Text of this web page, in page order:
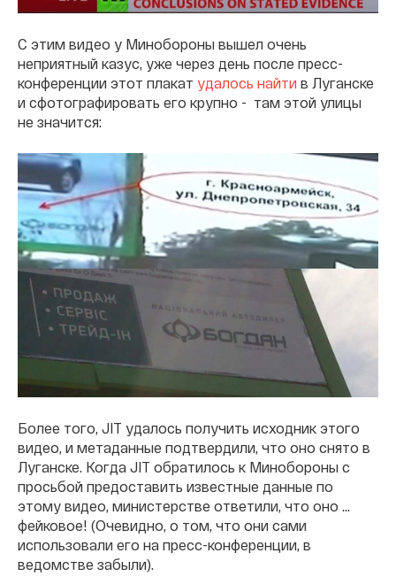
С этим видео у Минобороны вышел очень
неприятный казус, уже через день после пресс-
конференции этот плакат удалось найти в Луганске
и сфотографировать его крупно - там этой улицы
не значится:
Более того, JIT удалось получить исходник этого
видео, и метаданные подтвердили, что оно снято в
Луганске. Когда JIT обратилось к Минобороны с
просьбой предоставить известные данные по
этому видео, министерстве ответили, что оно ...
фейковое! (Очевидно, о том, что они сами
использовали его на пресс-конференции, в
ведомстве забыли).